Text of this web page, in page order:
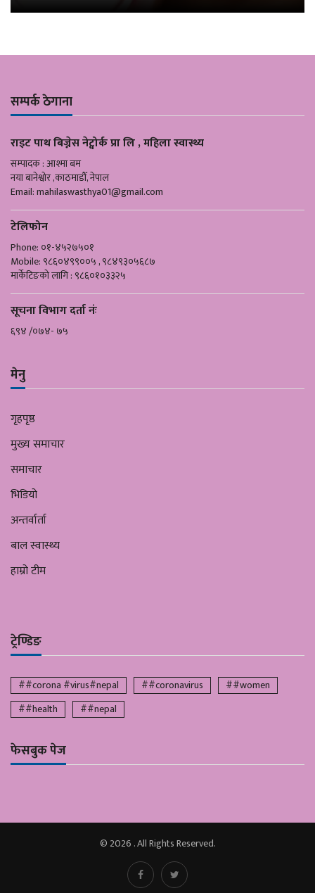
सम्पर्क ठेगाना
राइट पाथ बिज्नेस नेट्वोर्क प्रा लि , महिला स्वास्थ्य
सम्पादक : आश्मा बम
नया बानेश्वोर ,काठमाडौँ, नेपाल
Email:mahilaswasthya01@gmail.com
टेलिफोन
Phone: ०१-४५२७५०१
Mobile: ९८६०४९९००५ , ९८४९३०५६८७
मार्केटिङको लागि : ९८६०१०३३२५
सूचना विभाग दर्ता नंः
६९४ /०७४- ७५
मेनु
गृहपृष्ठ
मुख्य समाचार
समाचार
भिडियो
अन्तर्वार्ता
बाल स्वास्थ्य
हाम्रो टीम
ट्रेण्डिङ
##corona #virus#nepal ##coronavirus
##women
##health
##nepal
फेसबुक पेज
© 2026 . All Rights Reserved.